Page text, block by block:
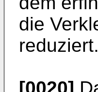
die
reduziert.